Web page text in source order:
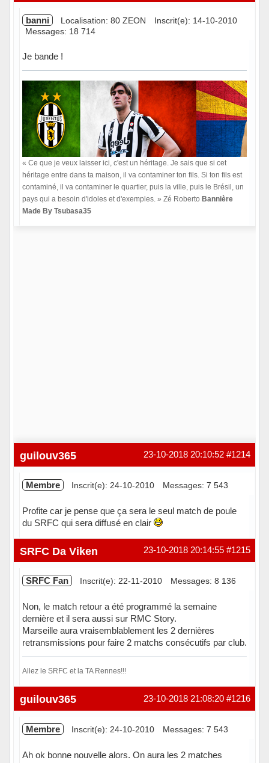
banni Localisation: 80 ZEON
Inscrit(e): 14-10-2010
Messages: 18 714
Je bande !
« Ce que je veux laisser ici, c'est un héritage. Je sais que si cet
héritage entre dans ta maison, il va contaminer ton fils. Si ton fils est
contaminé, il va contaminer le quartier, puis la ville, puis le Brésil, un
pays qui a besoin d'idoles et d'exemples. » Zé Roberto Bannière
Made By Tsubasa35
#1214
23-10-2018 20:10:52
guilouv365
Membre Inscrit(e): 24-10-2010 Messages: 7 543
Profite car je pense que ça sera le seul match de poule
du SRFC qui sera diffusé en clair
Hors ligne #1215
23-10-2018 20:14:55
SRFC Da Viken
SRFC Fan Inscrit(e): 22-11-2010 Messages: 8 136
Non, le match retour a été programmé la semaine
dernière et il sera aussi sur RMC Story.
Marseille aura vraisemblablement les 2 dernières
retransmissions pour faire 2 matchs consécutifs par club.
Allez le SRFC et la TA Rennes!!!
Hors ligne #1216
23-10-2018 21:08:20
guilouv365
Membre Inscrit(e): 24-10-2010 Messages: 7 543
Ah ok bonne nouvelle alors. On aura les 2 matches